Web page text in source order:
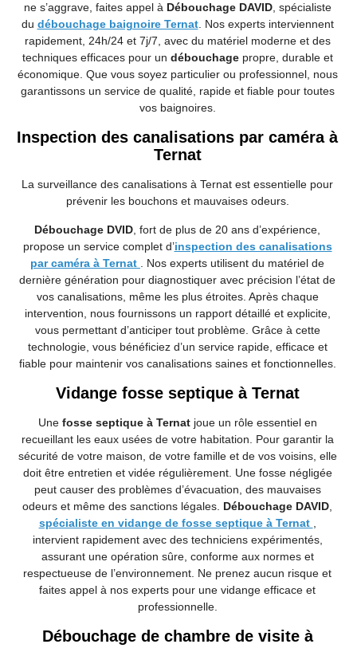
ne s’aggrave, faites appel à Débouchage DAVID, spécialiste
du débouchage baignoire Ternat. Nos experts interviennent
rapidement, 24h/24 et 7j/7, avec du matériel moderne et des
techniques efficaces pour un débouchagepropre, durable et
économique. Que vous soyez particulier ou professionnel, nous
garantissons un service de qualité, rapide et fiable pour toutes
vos baignoires.
Inspection des canalisations par caméra à
Ternat
La surveillance des canalisations à Ternat est essentielle pour
prévenir les bouchons et mauvaises odeurs.
Débouchage DVID , fort de plus de 20 ans d’expérience,
propose un service complet d’inspection des canalisations
par caméra à Ternat
. Nos experts utilisent du matériel de
dernière génération pour diagnostiquer avec précision l’état de
vos canalisations, même les plus étroites. Après chaque
intervention, nous fournissons un rapport détaillé et explicite,
vous permettant d’anticiper tout problème. Grâce à cette
technologie, vous bénéficiez d’un service rapide, efficace et
fiable pour maintenir vos canalisations saines et fonctionnelles.
Vidange fosse septique à Ternat
Une fosse septique à Ternat joue un rôle essentiel en
recueillant les eaux usées de votre habitation. Pour garantir la
sécurité de votre maison, de votre famille et de vos voisins, elle
doit être entretien et vidée régulièrement. Une fosse négligée
peut causer des problèmes d’évacuation, des mauvaises
odeurs et même des sanctions légales. Débouchage DAVID
spécialiste en vidange de fosse septique à Ternat
intervient rapidement avec des techniciens expérimentés,
assurant une opération sûre, conforme aux normes et
respectueuse de l’environnement. Ne prenez aucun risque et
faites appel à nos experts pour une vidange efficace et
professionnelle.
Débouchage de chambre de visite à